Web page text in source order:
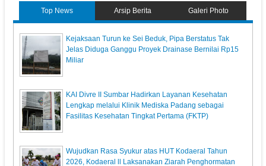
Top News Arsip Berita Galeri Photo
Kejaksaan Turun ke Sei Beduk, Pipa Berstatus Tak
Jelas Diduga Ganggu Proyek Drainase Bernilai Rp15
Miliar
KAI Divre II Sumbar Hadirkan Layanan Kesehatan
Lengkap melalui Klinik Mediska Padang sebagai
Fasilitas Kesehatan Tingkat Pertama (FKTP)
Wujudkan Rasa Syukur atas HUT Kodaeral Tahun
2026, Kodaeral ll Laksanakan Ziarah Penghormatan